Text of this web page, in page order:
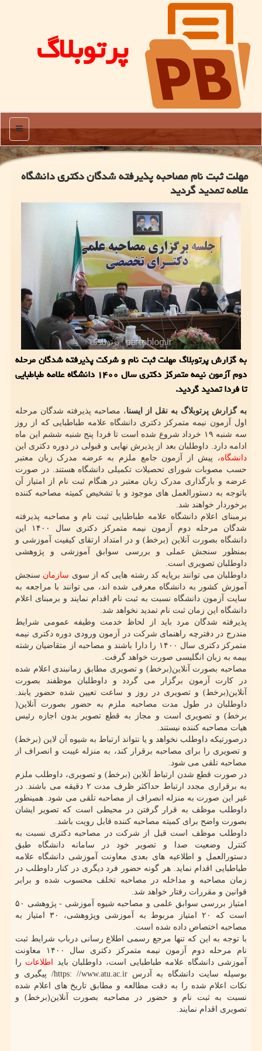
پرتوبلاگ
منو
مهلت ثبت نام مصاحبه پذیرفته شدگان دكتری دانشگاه
علامه تمدید گردید
به گزارش پرتوبلاگ مهلت ثبت نام و شرکت پذیرفته شدگان مرحله
دوم آزمون نیمه متمرکز دکتری سال ۱۴۰۰ دانشگاه علامه طباطبایی
تا فردا تمدید گردید.
به گزارش پرتوبلاگ به نقل از ایسنا، مصاحبه پذیرفته شدگان مرحله
اول آزمون نیمه متمرکز دکتری دانشگاه علامه طباطبایی که از روز
سه شنبه ۱۹ خرداد شروع شده است تا فردا پنج شنبه ششم این ماه
ادامه دارد. داوطلبان بعد از پذیرش نهایی و قبولی در دوره دکتری این
دانشگاه، پیش از آزمون جامع ملزم به عرضه مدرک زبان معتبر
حسب مصوبات شورای تحصیلات تکمیلی دانشگاه هستند. در صورت
عرضه و بارگذاری مدرک زبان معتبر در هنگام ثبت نام از امتیاز آن
باتوجه به دستورالعمل های موجود و با تشخیص کمیته مصاحبه کننده
برخوردار خواهند شد.
برمبنای اعلام دانشگاه علامه طباطبایی ثبت نام و مصاحبه پذیرفته
شدگان مرحله دوم آزمون نیمه متمرکز دکتری سال ۱۴۰۰ این
دانشگاه بصورت آنلاین (برخط) و در امتداد ارتقای کیفیت آموزشی و
بمنظور سنجش عملی و بررسی سوابق آموزشی و پژوهشی
داوطلبان تصویری است.
داوطلبان می توانند برپایه کد رشته هایی که از سوی سازمان سنجش
آموزش کشور به دانشگاه معرفی شده اند، می توانند با مراجعه به
سایت آزمون دانشگاه نسبت به ثبت نام اقدام نمایند و برمبنای اعلام
دانشگاه این زمان ثبت نام تمدید نخواهد شد.
پذیرفته شدگان مرد باید از لحاظ خدمت وظیفه عمومی شرایط
مندرج در دفترچه راهنمای شرکت در آزمون ورودی دوره دکتری نیمه
متمرکز دکتری سال ۱۴۰۰ را دارا باشند و مصاحبه از متقاضیان رشته
بیمه به زبان انگلیسی صورت خواهد گرفت.
مصاحبه بصورت آنلاین(برخط) و تصویری مطابق زمانبندی اعلام شده
در کارت آزمون برگزار می گردد و داوطلبان موظفند بصورت
آنلاین(برخط) و تصویری در روز و ساعت تعیین شده حضور یابند.
داوطلبان در طول مدت مصاحبه ملزم به حضور بصورت آنلاین(
برخط) و تصویری است و مجاز به قطع تصویر بدون اجازه رئیس
هیات مصاحبه کننده نیستند.
درصورتیکه داوطلب نخواهد و یا نتواند ارتباط به شیوه آن لاین (برخط)
و تصویری را برای مصاحبه برقرار کند، به منزله غیبت و انصراف از
مصاحبه تلقی می شود.
در صورت قطع شدن ارتباط آنلاین (برخط) و تصویری، داوطلب ملزم
به برقراری مجدد ارتباط حداکثر ظرف مدت ۲ دقیقه می باشند. در
غیر این صورت به منزله انصراف از مصاحبه تلقی می شود. همینطور
داوطلب موظف به قرار گرفتن در محیطی است که تصویر ایشان
بصورت واضح برای کمیته مصاحبه کننده قابل رویت باشد.
داوطلب موظف است قبل از شرکت در مصاحبه دکتری نسبت به
کنترل وضعیت صدا و تصویر خود در سامانه دانشگاه طبق
دستورالعمل و اطلاعیه های بعدی معاونت آموزشی دانشگاه علامه
طباطبایی اقدام نماید. هر گونه حضور فرد دیگری در کنار داوطلب در
زمان مصاحبه و مداخله در مصاحبه تخلف محسوب شده و برابر
قوانین و مقررات رفتار خواهد شد.
امتیاز بررسی سوابق علمی و مصاحبه شیوه آموزشی - پژوهشی ۵۰
است که ۲۰ امتیاز مربوط به آموزشی وپژوهشی، ۳۰ امتیاز به
مصاحبه اختصاص داده شده است.
با توجه به این که تنها مرجع رسمی اطلاع رسانی درباب شرایط ثبت
نام مرحله دوم آزمون نیمه متمرکز دکتری سال ۱۴۰۰ معاونت
آموزشی دانشگاه علامه طباطبایی است، داوطلبان باید
اطلاعات را
بوسیله سایت دانشگاه به آدرس https: //www.atu.ac.ir/ پیگیری و
نکات اعلام شده را به دقت مطالعه و مطابق تاریخ های اعلام شده
نسبت به ثبت نام و حضور در مصاحبه بصورت آنلاین(برخط) و
تصویری اقدام نمایند.